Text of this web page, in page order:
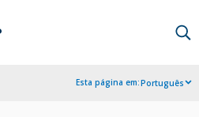
Esta página em:Português